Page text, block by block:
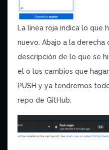
La linea roja indica lo que
nuevo. Abajo a la derecha
descripción de lo que se
el o los cambios que
PUSH y ya tendremos
repo de GitHub.